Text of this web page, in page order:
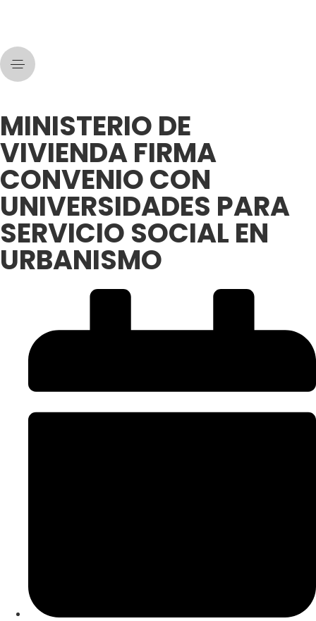
MINISTERIO DE
VIVIENDA FIRMA
CONVENIO CON
UNIVERSIDADES PARA
SERVICIO SOCIAL EN
URBANISMO